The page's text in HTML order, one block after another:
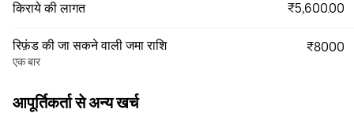
किराये की लागत ₹5,600.00
रिफ़ंड की जा सकने वाली जमा राशि
एक बार
₹8000
आपूर्तिकर्ता से अन्य खर्च